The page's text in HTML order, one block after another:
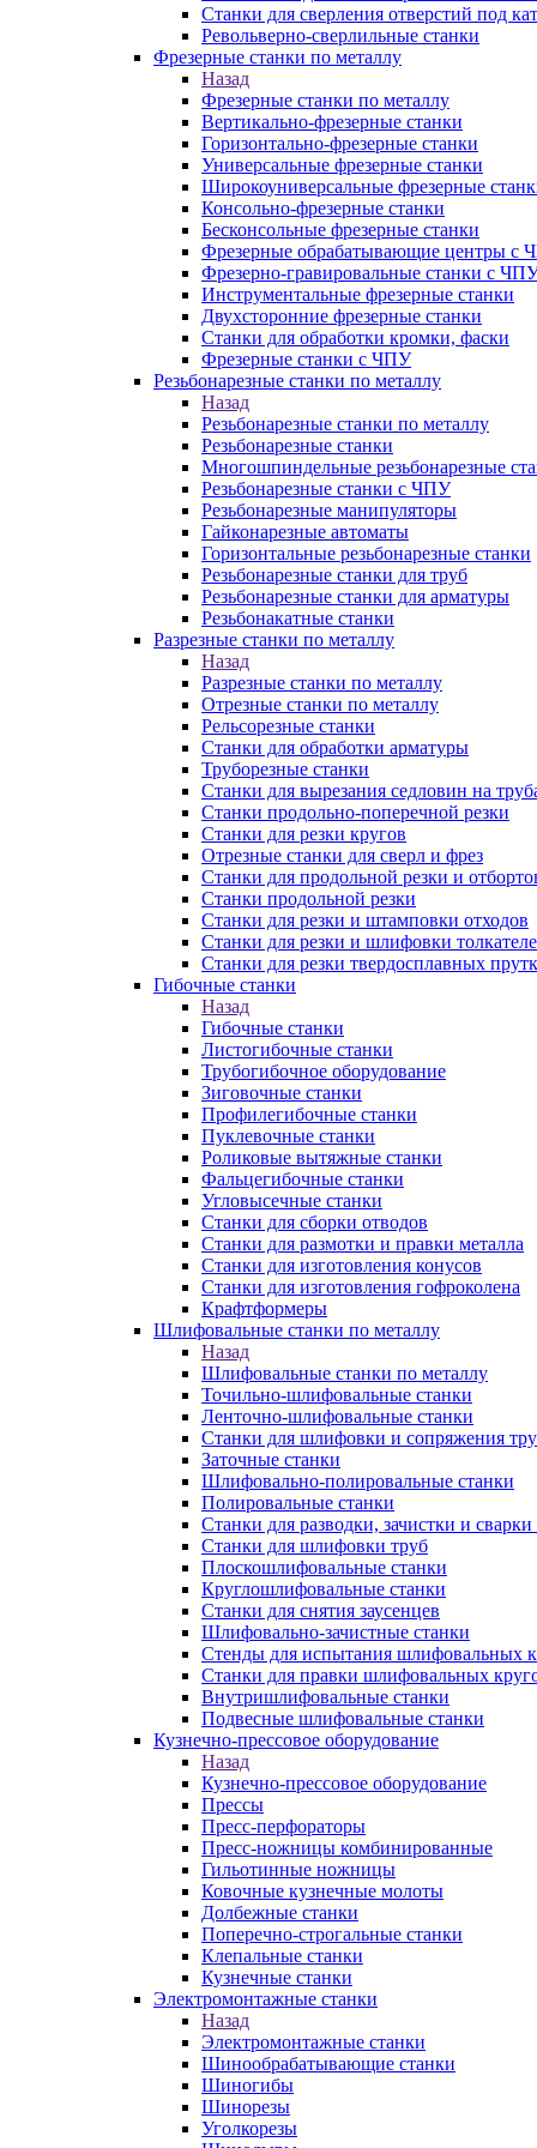
Станки для сверления отверстий под
Револьверно-сверлильные станки
Фрезерные станки по металлу
Назад
Фрезерные станки по металлу
Вертикально-фрезерные станки
Горизонтально-фрезерные станки
Универсальные фрезерные станки
Широкоуниверсальные фрезерные
Консольно-фрезерные станки
Бесконсольные фрезерные станки
Фрезерные обрабатывающие центры с
Фрезерно-гравировальные станки с
Инструментальные фрезерные станки
Двухсторонние фрезерные станки
Станки для обработки кромки, фаски
Фрезерные станки с ЧПУ
Резьбонарезные станки по металлу
Назад
Резьбонарезные станки по металлу
Резьбонарезные станки
Многошпиндельные резьбонарезные
Резьбонарезные станки с ЧПУ
Резьбонарезные манипуляторы
Гайконарезные автоматы
Горизонтальные резьбонарезные станки
Резьбонарезные станки для труб
Резьбонарезные станки для арматуры
Резьбонакатные станки
Разрезные станки по металлу
Назад
Разрезные станки по металлу
Отрезные станки по металлу
Рельсорезные станки
Станки для обработки арматуры
Труборезные станки
Станки для вырезания седловин на
Станки продольно-поперечной резки
Станки для резки кругов
Отрезные станки для сверл и фрез
Станки для продольной резки и
Станки продольной резки
Станки для резки и штамповки отходов
Станки для резки и шлифовки
Станки для резки твердосплавных
Гибочные станки
Назад
Гибочные станки
Листогибочные станки
Трубогибочное оборудование
Зиговочные станки
Профилегибочные станки
Пуклевочные станки
Роликовые вытяжные станки
Фальцегибочные станки
Угловысечные станки
Станки для сборки отводов
Станки для размотки и правки металла
Станки для изготовления конусов
Станки для изготовления гофроколена
Крафтформеры
Шлифовальные станки по металлу
Назад
Шлифовальные станки по металлу
Точильно-шлифовальные станки
Ленточно-шлифовальные станки
Станки для шлифовки и сопряжения
Заточные станки
Шлифовально-полировальные станки
Полировальные станки
Станки для разводки, зачистки и сварки
Станки для шлифовки труб
Плоскошлифовальные станки
Круглошлифовальные станки
Станки для снятия заусенцев
Шлифовально-зачистные станки
Стенды для испытания шлифовальных
Станки для правки шлифовальных
Внутришлифовальные станки
Подвесные шлифовальные станки
Кузнечно-прессовое оборудование
Назад
Кузнечно-прессовое оборудование
Прессы
Пресс-перфораторы
Пресс-ножницы комбинированные
Гильотинные ножницы
Ковочные кузнечные молоты
Долбежные станки
Поперечно-строгальные станки
Клепальные станки
Кузнечные станки
Электромонтажные станки
Назад
Электромонтажные станки
Шинообрабатывающие станки
Шиногибы
Шинорезы
Уголкорезы